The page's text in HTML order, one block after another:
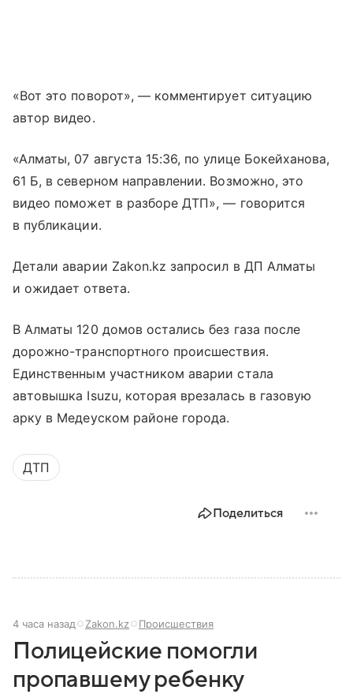
«Вот это поворот», — комментирует ситуацию
автор видео.
«Алматы, 07 августа 15:36, по улице Бокейханова,
61 Б, в северном направлении. Возможно, это
видео поможет в разборе ДТП», — говорится
в публикации.
Детали аварии Zakon.kz запросил в ДП Алматы
и ожидает ответа.
В Алматы 120 домов остались без газа после
дорожно-транспортного происшествия.
Единственным участником аварии стала
автовышка Isuzu, которая врезалась в газовую
арку в Медеуском районе города.
ДТП
Поделиться
4 часа назад Zakon.kz Происшествия
Полицейские помогли
пропавшему ребенку